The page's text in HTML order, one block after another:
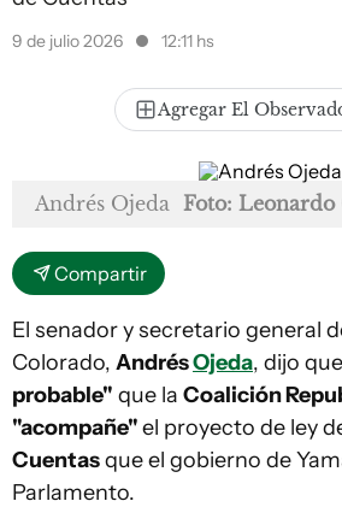
9 de julio 2026 12:11 hs
Agregar El
Andrés Ojeda Foto: Leonardo
Compartir
El senador y secretario general
Colorado, AndrésOjeda, dijo
probable" que la Coalición
"acompañe"el proyecto de ley
Cuentasque el gobierno de
Parlamento.